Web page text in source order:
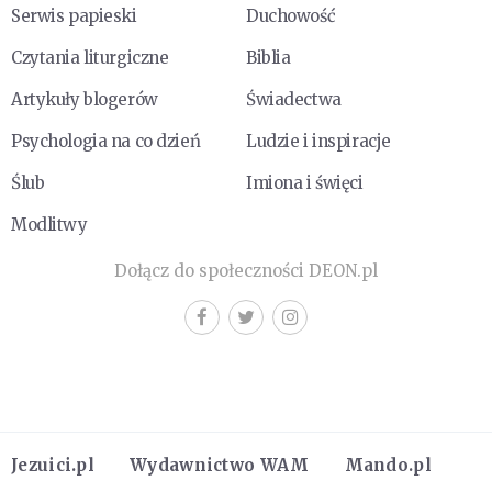
Serwis papieski
Duchowość
Czytania liturgiczne
Biblia
Artykuły blogerów
Świadectwa
Psychologia na co dzień
Ludzie i inspiracje
Ślub
Imiona i święci
Modlitwy
Dołącz do społeczności DEON.pl
Jezuici.pl Wydawnictwo WAM Mando.pl